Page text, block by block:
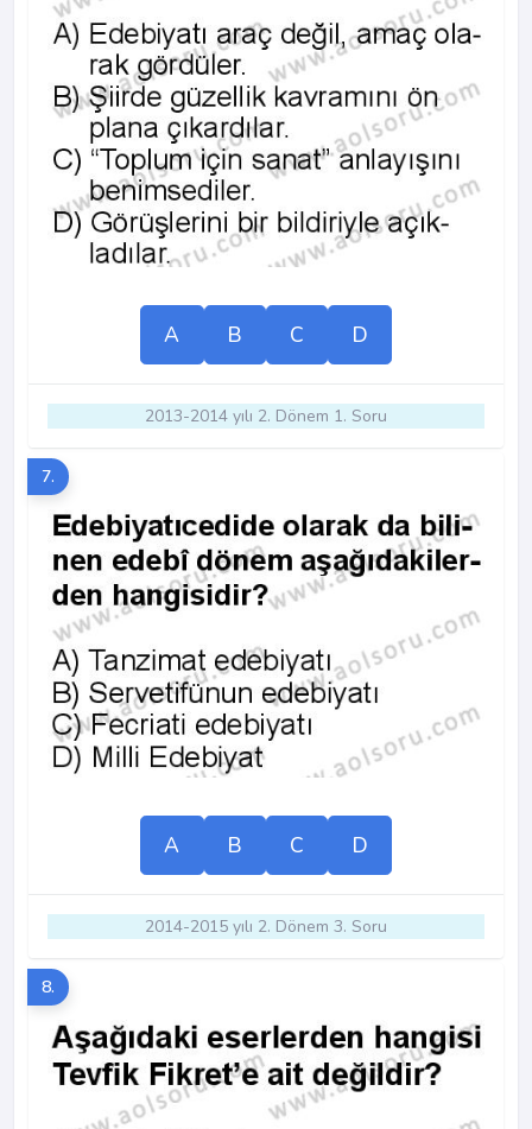
A B C D
2013-2014 yılı 2. Dönem 1. Soru
7.
A B C D
2014-2015 yılı 2. Dönem 3. Soru
8.